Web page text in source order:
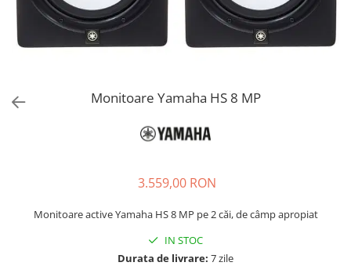
Stabilizatoare de tensiune UPS si
Power Conditioner
Unelte Audio
Accesorii de microfoane
Microfoane de instrumente
calibrare
Microfoane de Suprafata
Monitoare Yamaha HS 8 MP
3.559,00 RON
Monitoare active Yamaha HS 8 MP pe 2 căi, de câmp apropiat
IN STOC
Durata de livrare: 7 zile